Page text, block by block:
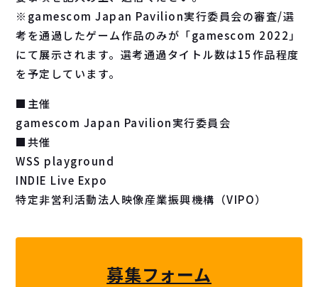
※gamescom Japan Pavilion実行委員会の審査/選
考を通過したゲーム作品のみが「gamescom 2022」
にて展示されます。選考通過タイトル数は15作品程度
を予定しています。
■主催
gamescom Japan Pavilion実行委員会
■共催
WSS playground
INDIE Live Expo
特定非営利活動法人映像産業振興機構（VIPO）
募集フォーム